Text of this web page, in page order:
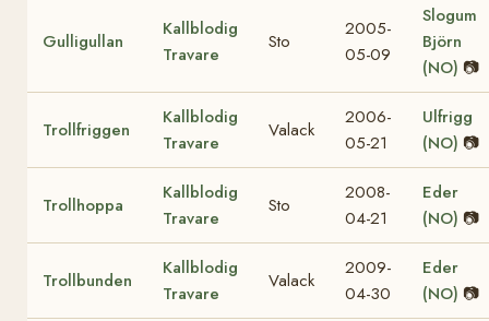
Gulligullan
Kallblodig
Travare
Sto
2005-
05-09
Slogum
Björn
(NO) 📷
Trollfriggen
Kallblodig
Travare
Valack
2006-
05-21
Ulfrigg
(NO) 📷
Trollhoppa
Kallblodig
Travare
Sto
2008-
04-21
Eder
(NO) 📷
Trollbunden
Kallblodig
Travare
Valack
2009-
04-30
Eder
(NO) 📷